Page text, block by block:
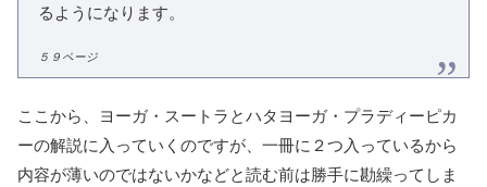
るようになります。
５９ページ
ここから、ヨーガ・スートラとハタヨーガ・プラディーピカ
ーの解説に入っていくのですが、一冊に２つ入っているから
内容が薄いのではないかなどと読む前は勝手に勘繰ってしま